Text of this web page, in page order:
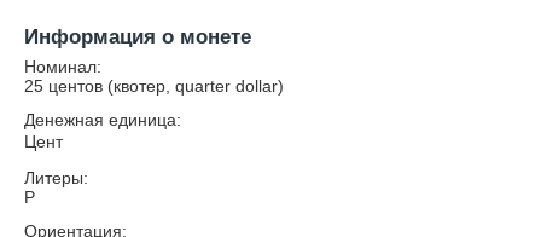
Информация о монете
Номинал:
25 центов (квотер, quarter dollar)
Денежная единица:
Цент
Литеры:
P
Ориентация: